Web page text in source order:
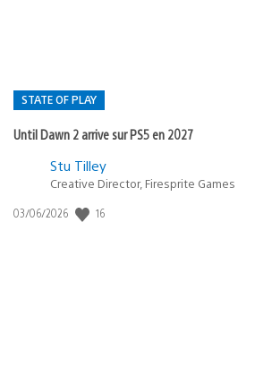
STATE OF PLAY
Until Dawn 2 arrive sur PS5 en 2027
Postée
:
Stu Tilley
Creative Director, Firesprite Games
Date
03/06/2026 16